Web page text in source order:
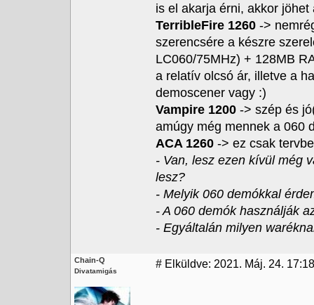
is el akarja érni, akkor
TerribleFire 1260 ->
szerencsére a készre
LC060/75MHz) + 128MB
a relatív olcsó ár, illetve a
demoscener vagy :)
Vampire 1200 -> szép és
amúgy még mennek a 060
ACA 1260 -> ez csak
- Van, lesz ezen kívül még
lesz?
- Melyik 060 demókkal
- A 060 demók használják
- Egyáltalán milyen
Chain-Q
Divatamigás
# Elküldve: 2021. Máj. 24.